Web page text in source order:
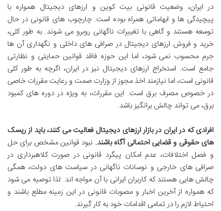
در ایران، وضعیت قانونی بیت کوین و ارزهای دیجیتال همواره با
پیچیدگی ها و ابهاماتی همراه بوده است. چارچوب های قانونی در حال
توسعه هستند و گاهی با تغییرات ناگهانی روبرو می شوند. به طور کلی،
خرید و فروش ارزهای دیجیتال در صرافی های داخلی و نگهداری آن ها
جرم محسوب نمی شود، اما این حوزه فاقد قوانین حمایتی و نظارتی
جامع است. استخراج ارزهای دیجیتال نیز در ایران، اگرچه به طور کلی
قانونی است، اما نیازمند اخذ مجوز از وزارت صمت و رعایت مقررات خاصی
در خصوص مصرف برق است. این مقررات، به ویژه در دوره های کمبود
برق، می تواند چالش برانگیز باشد.
افرادی که در ایران در بازار ارزهای دیجیتال فعالیت می کنند، باید از ریسک
های حقوقی و قضایی احتمالی آگاه باشند. نبود قوانین مشخص برای حل
و فصل اختلافات، عدم امکان پیگرد قانونی در صورت کلاهبرداری در
صرافی های خارجی و نوسانات ناگهانی در سیاست های دولت، همگی
چالش هایی هستند که کاربران ایرانی با آن مواجه اند. لذا توصیه می شود
که همواره از آخرین اخبار و مصوبات قانونی در این زمینه مطلع باشند و
احتیاط لازم را در تمامی اقدامات خود به کار گیرند.